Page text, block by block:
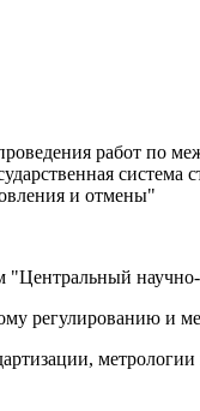
работ по
система
и отмены"
"Центральный
регулированию и